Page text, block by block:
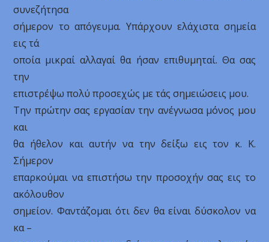
συνεζήτησα
σήμερον το απόγευμα. Υπάρχουν ελάχιστα σημεία
εις τά
οποία μικραί αλλαγαί θα ήσαν επιθυμηταί. Θα σας
την
επιστρέψω πολύ προσεχώς με τάς σημειώσεις μου.
Την πρώτην σας εργασίαν την ανέγνωσα μόνος μου
και
θα ήθελον και αυτήν να την δείξω εις τον κ. Κ.
Σήμερον
επαρκούμαι να επιστήσω την προσοχήν σας εις το
ακόλουθον
σημείον. Φαντάζομαι ότι δεν θα είναι δύσκολον να
κα –